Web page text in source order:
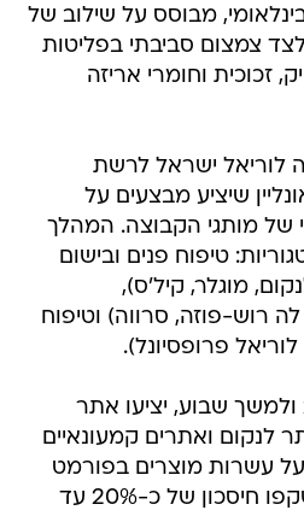
מבוסס על שילוב של
צמצום סביבתי בפליטות
זכוכית וחומרי אריזה
לוריאל ישראל לרשת
שיציע מבצעים על
של מותגי הקבוצה. המהלך
טיפוח פנים ובישום
מוגלר, קיל'ס),
רוש-פוזה, סרווה) וטיפוח
פרופסיונל).
החל מה-16 ביוני 2026 ולמשך שבוע, יציעו אתר
לנקום ואתרים קמעונאיים
על עשרות מוצרים בפורמט
למילוי חוזר. ההנחות ישקפו חיסכון של כ-20% עד